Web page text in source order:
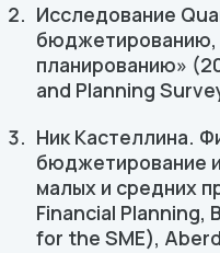
Исследование
бюджетированию,
планированию»
and Planning
Ник Кастеллина.
бюджетирование
малых и средних
Financial Planning,
for the SME),